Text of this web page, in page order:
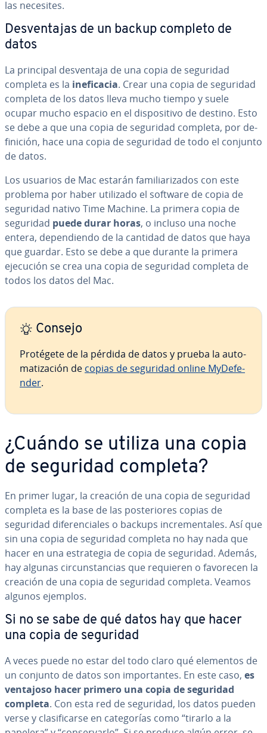
las necesites.
De­s­ve­n­ta­jas de un backup completo de
datos
La principal de­s­ve­n­ta­ja de una copia de seguridad
completa es la in­e­fi­ca­cia. Crear una copia de seguridad
completa de los datos lleva mucho tiempo y suele
ocupar mucho espacio en el di­s­po­si­ti­vo de destino. Esto
se debe a que una copia de seguridad completa, por de­
fi­ni­ción, hace una copia de seguridad de todo el conjunto
de datos.
Los usuarios de Mac estarán fa­mi­lia­ri­za­dos con este
problema por haber utilizado el software de copia de
seguridad nativo Time Machine. La primera copia de
seguridad puede durar horas, o incluso una noche
entera, de­pe­n­die­n­do de la cantidad de datos que haya
que guardar. Esto se debe a que durante la primera
ejecución se crea una copia de seguridad completa de
todos los datos del Mac.
Consejo
Protégete de la pérdida de datos y prueba la au­to­
ma­ti­za­ción de copias de seguridad online My­De­fe­
n­der.
¿Cuándo se utiliza una copia
de seguridad completa?
En primer lugar, la creación de una copia de seguridad
completa es la base de las po­s­te­rio­res copias de
seguridad di­fe­re­n­cia­les o backups in­cre­me­n­ta­les. Así que
sin una copia de seguridad completa no hay nada que
hacer en una es­tra­te­gia de copia de seguridad. Además,
hay algunas ci­r­cu­n­s­ta­n­cias que requieren o favorecen la
creación de una copia de seguridad completa. Veamos
algunos ejemplos.
Si no se sabe de qué datos hay que hacer
una copia de seguridad
A veces puede no estar del todo claro qué elementos de
un conjunto de datos son im­po­r­ta­n­tes. En este caso, es
ventajoso hacer primero una copia de seguridad
completa. Con esta red de seguridad, los datos pueden
verse y cla­si­fi­car­se en ca­te­go­rías como “tirarlo a la